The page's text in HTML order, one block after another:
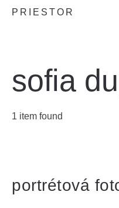
PRIESTOR
sofia
1 item found
portrétová